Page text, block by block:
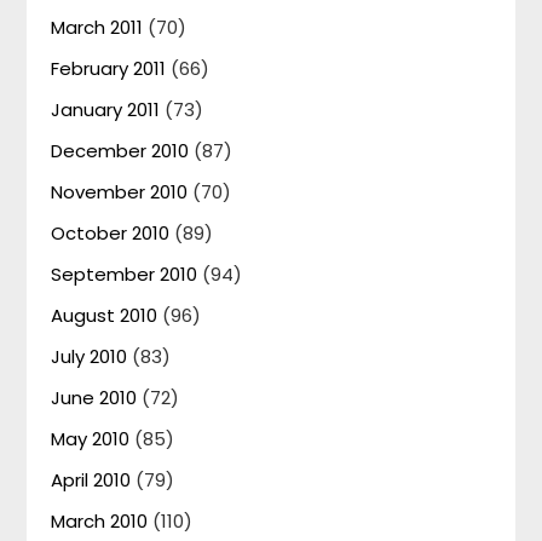
March 2011 (70)
February 2011 (66)
January 2011 (73)
December 2010 (87)
November 2010 (70)
October 2010 (89)
September 2010 (94)
August 2010 (96)
July 2010 (83)
June 2010 (72)
May 2010 (85)
April 2010 (79)
March 2010 (110)